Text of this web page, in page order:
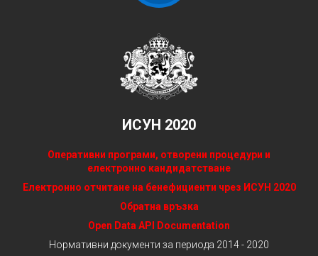
ИСУН 2020
Оперативни програми, отворени процедури и
електронно кандидатстване
Електронно отчитане на бенефициенти чрез ИСУН 2020
Обратна връзка
Open Data API Documentation
Нормативни документи за периода 2014 - 2020